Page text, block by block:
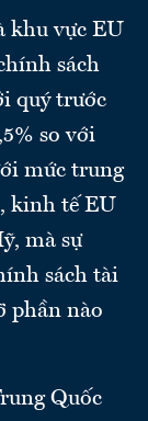
khu vực EU
sách
quý trước
so với
mức trung
kinh tế EU
mà sự
sách tài
phần nào
Quốc